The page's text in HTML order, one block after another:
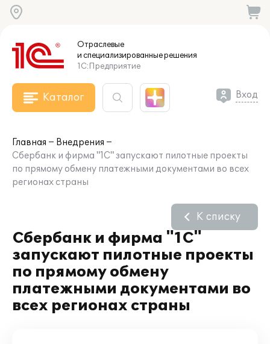
Отраслевые
и специализированныерешения
1С:Предприятие
Каталог Вход
Главная
Внедрения
Сбербанк и фирма "1С" запускают пилотные проекты
по прямому обмену платежными документами во всех
регионах страны
Сбербанк и фирма "1С"
запускают пилотные проекты
по прямому обмену
платежными документами во
всех регионах страны
К списку